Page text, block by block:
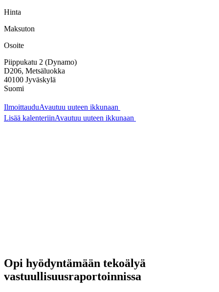
Hinta
Maksuton
Osoite
Piippukatu 2 (Dynamo)
D206, Metsäluokka
40100 Jyväskylä
Suomi
IlmoittauduAvautuu uuteen ikkunaan
Lisää kalenteriinAvautuu uuteen ikkunaan
Opi hyödyntämään tekoälyä
vastuullisuusraportoinnissa